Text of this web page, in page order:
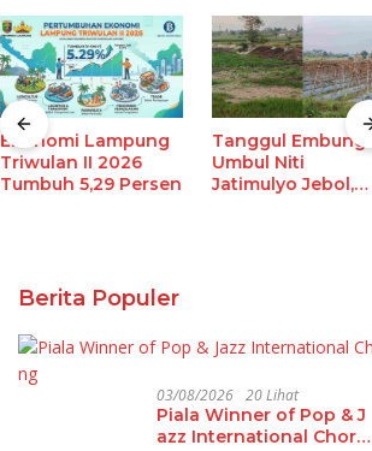
Ekonomi Lampung
Triwulan II 2026
Tumbuh 5,29 Persen
Tanggul Embung
Umbul Niti
Jatimulyo Jebol,
Berita Populer
03/08/2026 20 Lihat
Piala Winner of Pop & J
azz International Choral